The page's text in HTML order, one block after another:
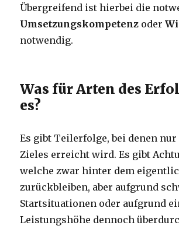
Übergreifend ist hierbei die
Umsetzungskompetenz oder
notwendig.
Was für Arten des
es?
Es gibt Teilerfolge, bei denen
Zieles erreicht wird. Es gibt
welche zwar hinter dem
zurückbleiben, aber aufgrund
Startsituationen oder aufgrund
Leistungshöhe dennoch